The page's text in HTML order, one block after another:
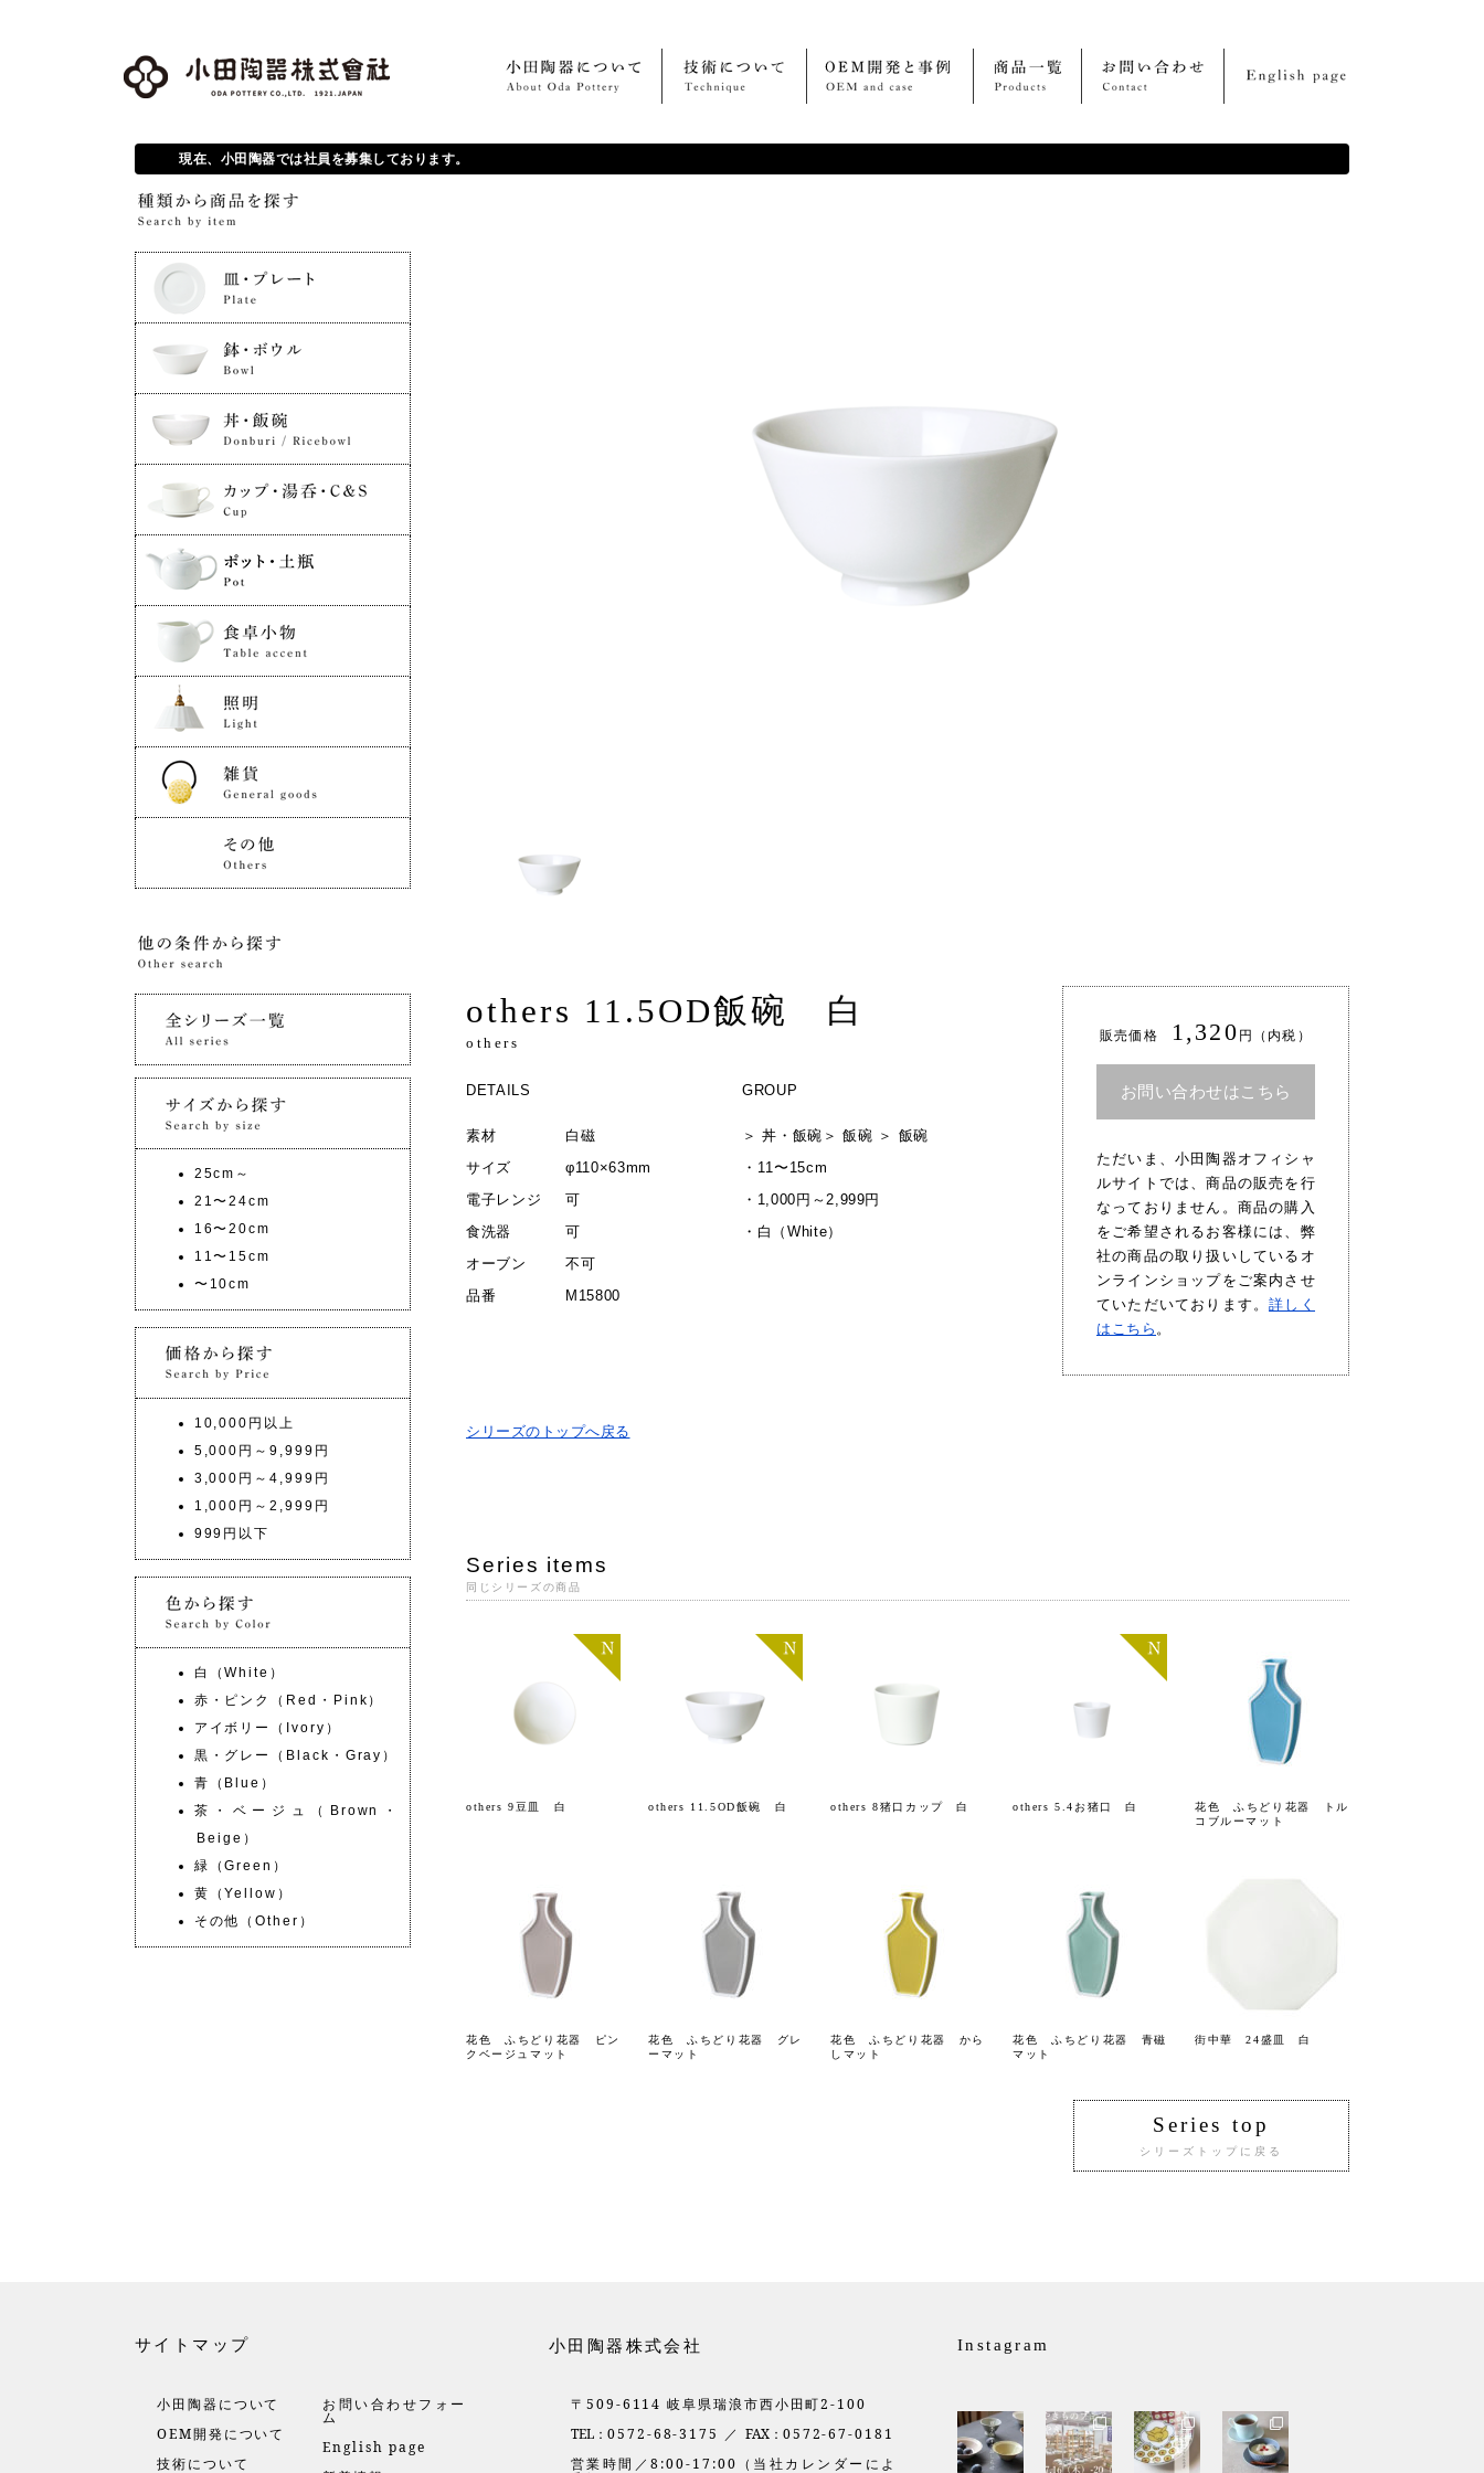
現在、小田陶器では社員を募集しております。
others 11.5OD飯碗 白
others
DETAILS
素材
白磁
サイズ
φ110×63mm
電子レンジ
可
食洗器
可
オーブン
不可
品番
M15800
GROUP
＞丼・飯碗 ＞飯碗 ＞ 飯碗
・ 11〜15cm
・ 1,000円～2,999円
・ 白（White）
販売価格 1,320 円（内税）
お問い合わせはこちら
ただいま、小田陶器オフィシャ
ルサイトでは、商品の販売を行
なっておりません。商品の購入
をご希望されるお客様には、弊
社の商品の取り扱いしているオ
ンラインショップをご案内させ
ていただいております。詳しく
はこちら 。
シリーズのトップへ戻る
Series items
同じシリーズの商品
others 9豆皿 白 others 11.5OD飯碗 白 others 8猪口カップ 白 others 5.4お猪口 白
花色 ふちどり花器 トル
コブルーマット
花色 ふちどり花器 ピン
クベージュマット
花色 ふちどり花器 グレ
ーマット
花色 ふちどり花器 から
しマット
花色 ふちどり花器 青磁
マット
街中華 24盛皿 白
Series top
シリーズトップに戻る
25cm～
21〜24cm
16〜20cm
11〜15cm
〜10cm
10,000円以上
5,000円～9,999円
3,000円～4,999円
1,000円～2,999円
999円以下
白（White）
赤・ピンク（Red・Pink）
アイボリー（Ivory）
黒・グレー（Black・Gray）
青（Blue）
茶・ベージュ（Brown・
Beige）
緑（Green）
黄（Yellow）
その他（Other）
サイトマップ
小田陶器について
OEM開発について
技術について
お問い合わせフォー
ム
English page
小田陶器株式会社
〒509-6114 岐阜県瑞浪市西小田町2-100
TEL： 0572-68-3175 ／ FAX： 0572-67-0181
営業時間／8:00-17:00（当社カレンダーによ
Instagram